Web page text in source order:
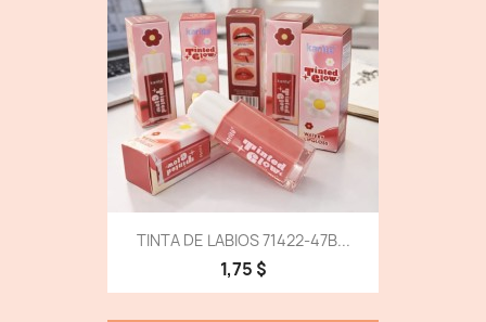
TINTA DE LABIOS 71422-47B...
1,75 $